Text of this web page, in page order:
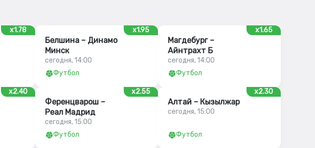
x1.78 x1.95
Белшина – Динамо
Минск
сегодня, 14:00
Футбол
x1.65
Магдебург –
Айнтрахт Б
сегодня, 14:00
Футбол
x2.40 x2.55
Ференцварош –
Реал Мадрид
сегодня, 15:00
Футбол
x2.30
Алтай – Кызылжар
сегодня, 15:00
Футбол